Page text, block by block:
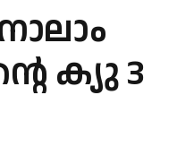
ക്യു 3